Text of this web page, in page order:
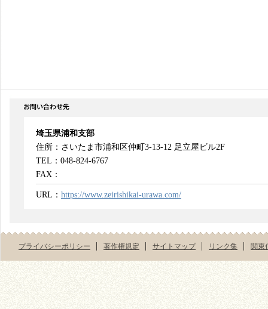
埼玉県浦和支部
住所：さいたま市浦和区仲町3-13-12 足立屋ビル2F
TEL：048-824-6767
FAX：
URL： https://www.zeirishikai-urawa.com/
プライバシーポリシー 著作権規定 サイトマップ リンク集 関東